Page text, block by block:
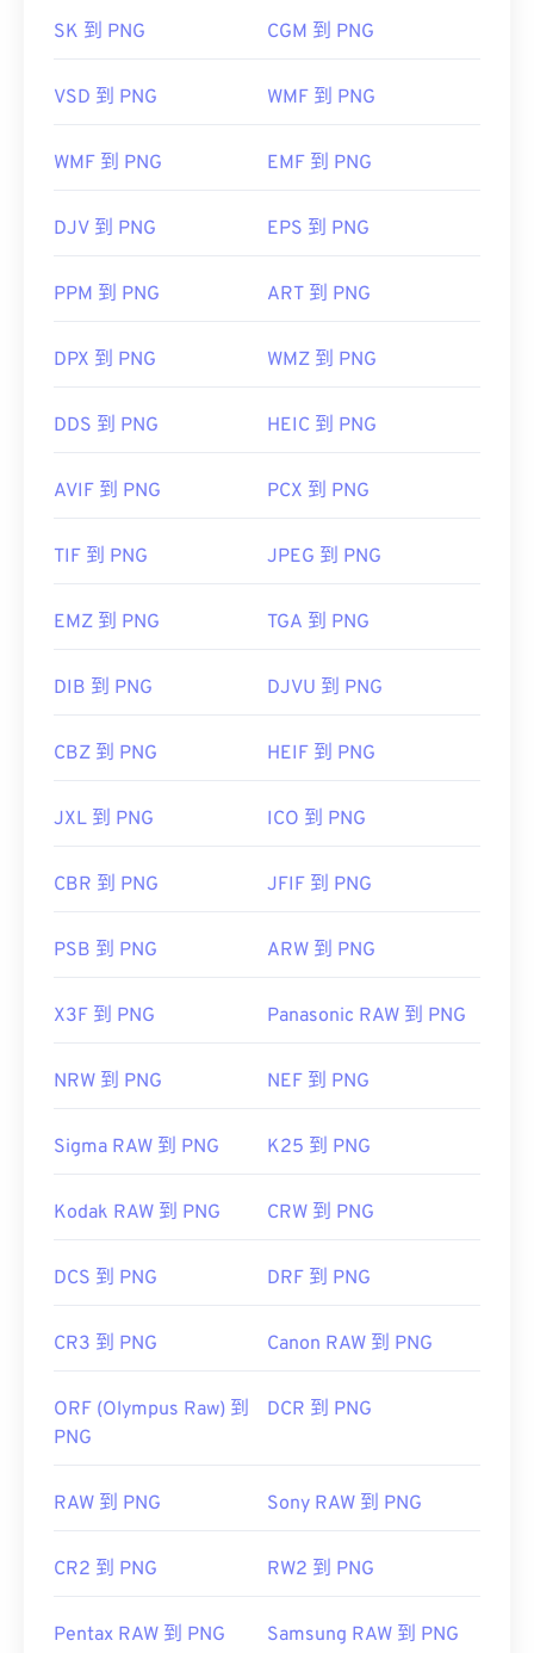
大，因此将其添加到网页时请务必小心。PNG 文件
的一个有趣功能是能够在图像中创建透明度，尤其是
开发者： 巴布亚新几内亚发展集团
有用的链接：
LifeWire 关于 PNG 的文章
相关PNG工具：
SK 到 PNG CGM 到 PNG
VSD 到 PNG WMF 到 PNG
WMF 到 PNG EMF 到 PNG
DJV 到 PNG EPS 到 PNG
PPM 到 PNG ART 到 PNG
DPX 到 PNG WMZ 到 PNG
DDS 到 PNG HEIC 到 PNG
AVIF 到 PNG PCX 到 PNG
TIF 到 PNG JPEG 到 PNG
EMZ 到 PNG TGA 到 PNG
DIB 到 PNG DJVU 到 PNG
CBZ 到 PNG HEIF 到 PNG
JXL 到 PNG ICO 到 PNG
CBR 到 PNG JFIF 到 PNG
PSB 到 PNG ARW 到 PNG
X3F 到 PNG Panasonic RAW 到 PNG
NRW 到 PNG NEF 到 PNG
Sigma RAW 到 PNG K25 到 PNG
Kodak RAW 到 PNG CRW 到 PNG
DCS 到 PNG DRF 到 PNG
CR3 到 PNG Canon RAW 到 PNG
ORF (Olympus Raw) 到
PNG
DCR 到 PNG
RAW 到 PNG Sony RAW 到 PNG
CR2 到 PNG RW2 到 PNG
Pentax RAW 到 PNG Samsung RAW 到 PNG